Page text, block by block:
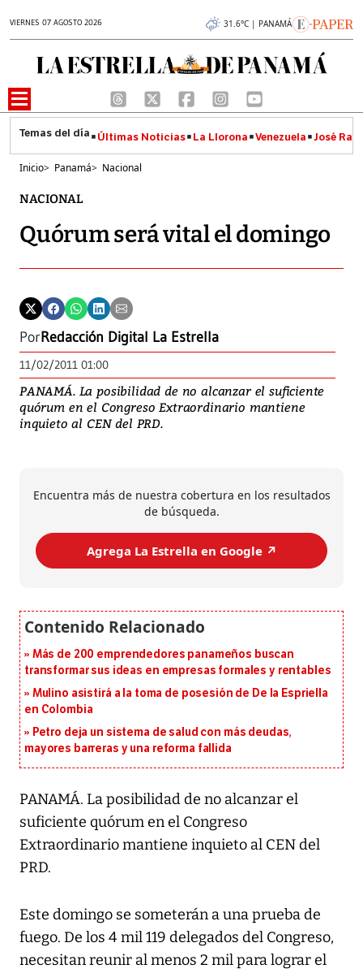
VIERNES 07 AGOSTO 2026 31.6°C | PANAMÁ
Últimas Noticias La Llorona Venezuela José
Inicio> Panamá> Nacional
NACIONAL
Quórum será vital el domingo
PorRedacción Digital La Estrella
11/02/2011 01:00
PANAMÁ. La posibilidad de no alcanzar el suficiente
quórum en el Congreso Extraordinario mantiene
inquieto al CEN del PRD.
Encuentra más de nuestra cobertura en los resultados
de búsqueda.
Agrega La Estrella en Google ↗️
Más de 200 emprendedores panameños buscan
transformar sus ideas en empresas formales y rentables
Mulino asistirá a la toma de posesión de De la Espriella
en Colombia
Petro deja un sistema de salud con más deudas,
mayores barreras y una reforma fallida
PANAMÁ. La posibilidad de no alcanzar el
suficiente quórum en el Congreso
Extraordinario mantiene inquieto al CEN del
PRD.
Este domingo se someterán a una prueba de
fuego. De los 4 mil 119 delegados del Congreso,
necesitan reunir al menos 2 mil para lograr el